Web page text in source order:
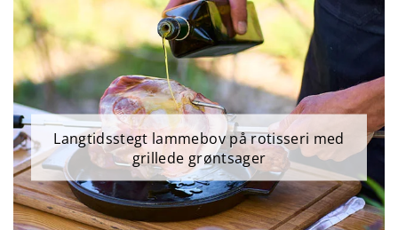
Langtidsstegt lammebov på rotisseri med
grillede grøntsager